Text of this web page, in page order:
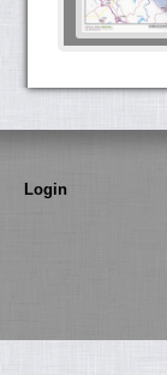
Login